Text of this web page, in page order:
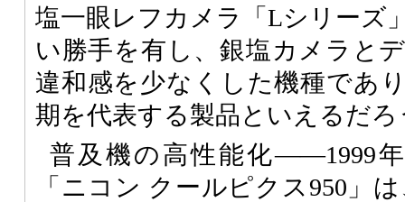
塩一眼レフカメラ「Lシリーズ
い勝手を有し、銀塩カメラと
違和感を少なくした機種であ
期を代表する製品といえるだろ
普及機の高性能化――1999
「ニコン クールピクス950」